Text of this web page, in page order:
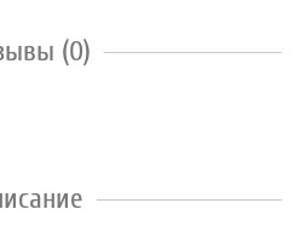
(0)